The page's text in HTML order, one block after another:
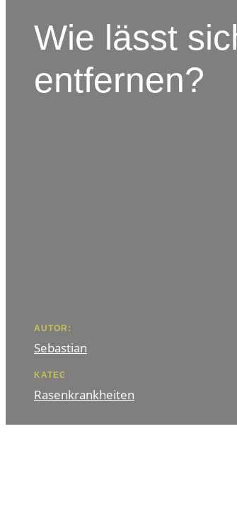
Wie lässt
entfernen?
AUTOR:
Sebastian
KATEGORIE
Rasenkrankheiten